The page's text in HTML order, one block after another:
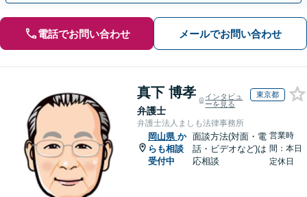
電話でお問い合わせ メールでお問い合わせ
真下 博孝
弁護士
インタビュ
ーを見る
東京都
弁護士法人ましも法律事務所
岡山県 か
らも相談
受付中
面談方法(対面・電
話・ビデオなど)は
応相談
営業時
間：本日
定休日